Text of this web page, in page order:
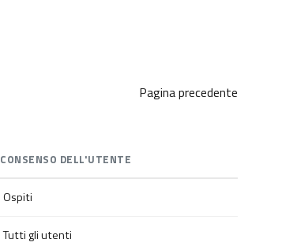
Pagina precedente
CONSENSO DELL'UTENTE
Ospiti
Tutti gli utenti